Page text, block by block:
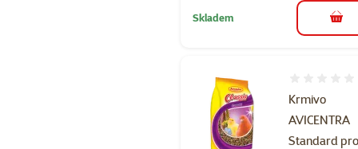
Skladem do
Krmivo
AVICENTRA
Standard